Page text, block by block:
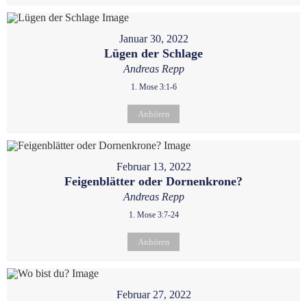
Januar 30, 2022
Lügen der Schlage
Andreas Repp
1. Mose 3:1-6
Anhören
Februar 13, 2022
Feigenblätter oder Dornenkrone?
Andreas Repp
1. Mose 3:7-24
Anhören
Februar 27, 2022